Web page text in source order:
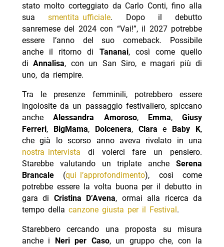
stato molto corteggiato da Carlo Conti, fino alla
suasmentita ufficiale. Dopo il debutto
sanremese del 2024 con “Vai!”, il 2027 potrebbe
essere l’anno del suo comeback. Possibile
anche il ritorno di Tananai, così come quello
diAnnalisa, con un San Siro, e magari più di
uno, da riempire.
Tra le presenze femminili, potrebbero essere
ingolosite da un passaggio festivaliero, spiccano
ancheAlessandra Amoroso, Emma,Giusy
Ferreri, BigMama, Dolcenera, Clara e Baby K,
che già lo scorso anno aveva rivelato in una
nostra intervista di volerci fare un pensiero.
Starebbe valutando un triplate ancheSerena
Brancale(qui l’approfondimento), così come
potrebbe essere la volta buona per il debutto in
gara di Cristina D’Avena, ormai alla ricerca da
tempo della canzone giusta per il Festival .
Starebbero cercando una proposta su misura
anche i
Neri per Caso, un gruppo che, con la